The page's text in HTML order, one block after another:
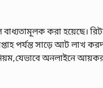
করা হয়েছে।
পর্যন্ত সাড়ে আট লাখ
অনলাইনে আয়কর